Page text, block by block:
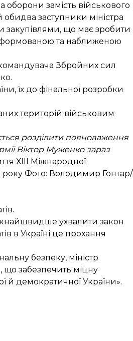
замість військового
заступники міністра
що має зробити
та наближеною
Збройних сил
їх до фінальної розробки
територій військовим
розділити повноваження
Віктор Муженко зараз
ХІІІ Міжнародної
року Фото: Володимир Гонтар/
ухвалити закон
в Україні це прохання
безпеку, міністр
забезпечить міцну
й демократичної України».